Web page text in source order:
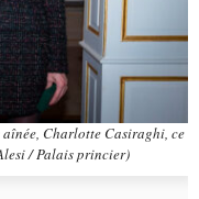
Charlotte Casiraghi, ce
/ Palais princier)